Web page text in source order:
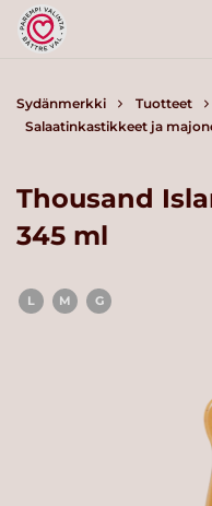
Sydänmerkki Tuotteet
Salaatinkastikkeet ja
Thousand
345 ml
L M G